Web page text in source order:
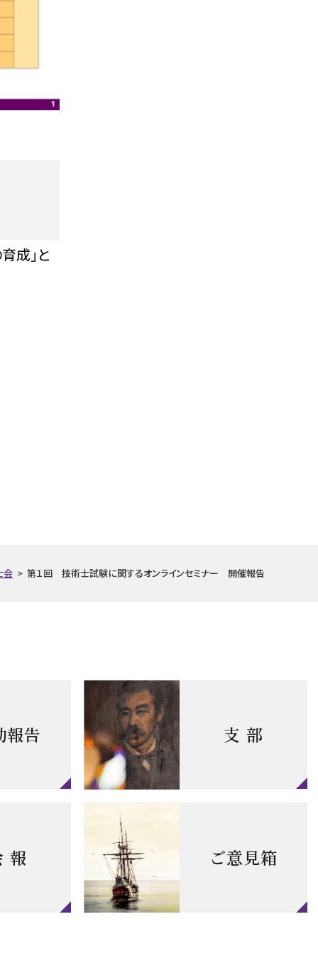
成」と
会 > 第１回 技術士試験に関するオンラインセミナー 開催報告
報告 支 部
報 ご意見箱